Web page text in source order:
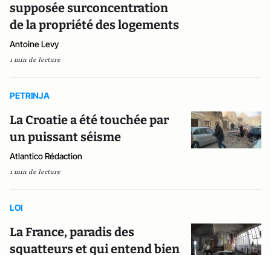
supposée surconcentration
de la propriété des logements
Antoine Levy
1 min de lecture
PETRINJA
La Croatie a été touchée par
un puissant séisme
Atlantico Rédaction
1 min de lecture
LOI
La France, paradis des
squatteurs et qui entend bien